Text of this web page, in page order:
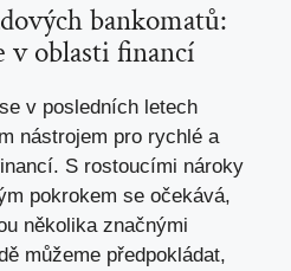
bankomatů:
v oblasti financí
v posledních letech
nástrojem pro rychlé a
S rostoucími nároky
pokrokem se očekává,
několika značnými
můžeme předpokládat,